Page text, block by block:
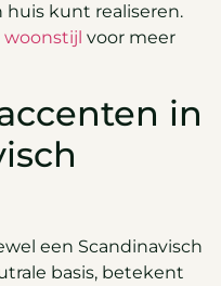
huis kunt realiseren.
voor meer
in
een Scandinavisch
basis, betekent